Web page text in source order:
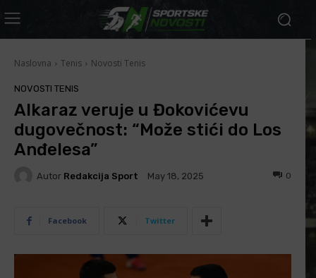
Naslovna Tenis Novosti Tenis
NOVOSTI TENIS
Alkaraz veruje u Đokovićevu
dugovečnost: “Može stići do Los
Anđelesa”
Autor Redakcija Sport May 18, 2025 0
Facebook Twitter